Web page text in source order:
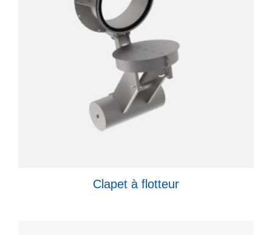
Clapet à flotteur